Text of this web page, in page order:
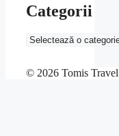
Categorii
Categorii
© 2026 Tomis Travel